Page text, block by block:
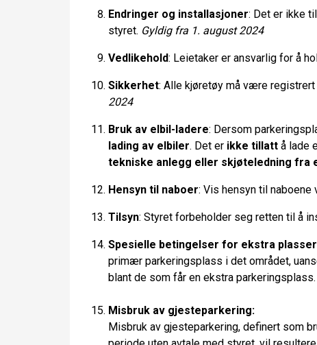
Endringer og installasjoner: Det er ikke
styret. Gyldig fra 1. august 2024
Vedlikehold: Leietaker er ansvarlig for å
Sikkerhet: Alle kjøretøy må være
2024
Bruk av elbil-ladere: Dersom
lading av elbiler. Det er ikke tillatt å lade
tekniske anlegg eller skjøteledning fra
Hensyn til naboer: Vis hensyn til
Tilsyn: Styret forbeholder seg retten til å
Spesielle betingelser for ekstra plasser
primær parkeringsplass i det området,
blant de som får en ekstra parkeringsplass.
Misbruk av gjesteparkering:
Misbruk av gjesteparkering, definert som